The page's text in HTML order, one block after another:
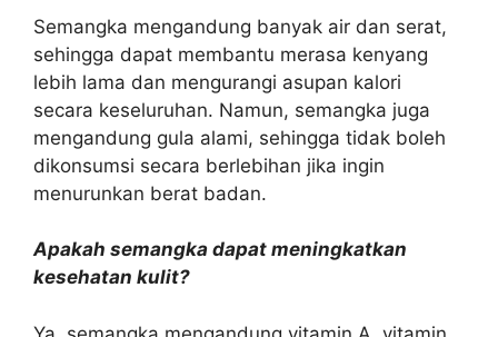
Semangka mengandung banyak air dan serat,
sehingga dapat membantu merasa kenyang
lebih lama dan mengurangi asupan kalori
secara keseluruhan. Namun, semangka juga
mengandung gula alami, sehingga tidak boleh
dikonsumsi secara berlebihan jika ingin
menurunkan berat badan.
Apakah semangka dapat meningkatkan
kesehatan kulit?